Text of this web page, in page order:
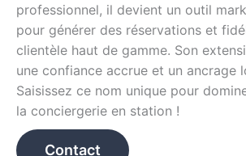
professionnel, il devient un outil
pour générer des réservations et
clientèle haut de gamme. Son
une confiance accrue et un ancrage
Saisissez ce nom unique pour
la conciergerie en station !
Contact